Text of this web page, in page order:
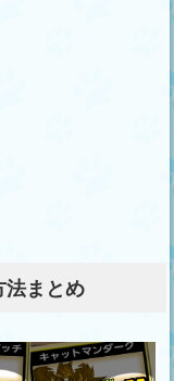
法まとめ